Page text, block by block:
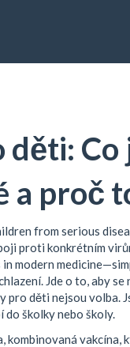
Co
a proč
from serious
proti konkrétním
modern
Jde o to, aby
pro děti nejsou volba.
školky nebo školy.
kombinovaná vakcína,